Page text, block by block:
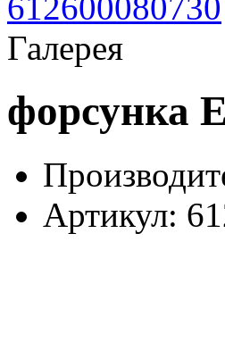
Галерея
форсунка
Артикул: